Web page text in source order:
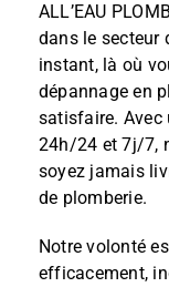
ALL’EAU
dans le secteur
instant, là où
dépannage en
satisfaire. Avec
24h/24 et 7j/7,
soyez jamais
de plomberie.
Notre volonté
efficacement,